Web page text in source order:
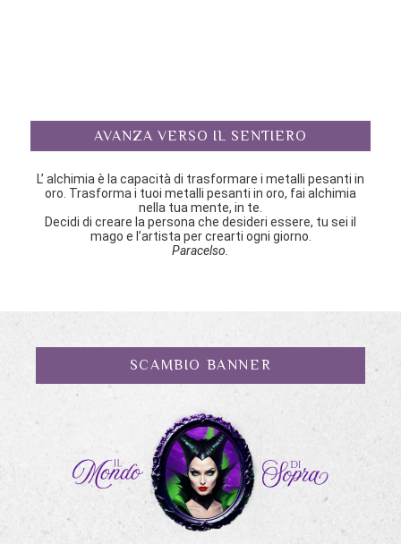
AVANZA VERSO IL SENTIERO
L’ alchimia è la capacità di trasformare i metalli pesanti in
oro. Trasforma i tuoi metalli pesanti in oro, fai alchimia
nella tua mente, in te.
Decidi di creare la persona che desideri essere, tu sei il
mago e l’artista per crearti ogni giorno.
Paracelso.
SCAMBIO BANNER